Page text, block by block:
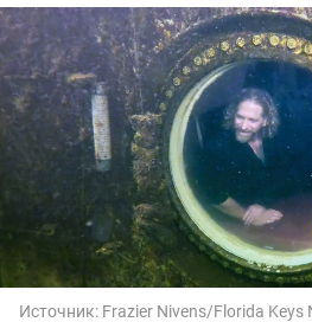
Источник: Frazier Nivens/Florida Keys